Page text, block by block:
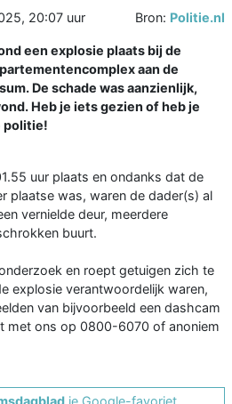
20:07 uur Bron: Politie.nl
een explosie plaats bij de
aan de
De schade was aanzienlijk,
Heb je iets gezien of heb je
politie!
uur plaats en ondanks dat de
plaatse was, waren de dader(s) al
vernielde deur, meerdere
buurt.
en roept getuigen zich te
explosie verantwoordelijk waren,
van bijvoorbeeld een dashcam
met ons op 0800-6070 of anoniem
je Google-favoriet